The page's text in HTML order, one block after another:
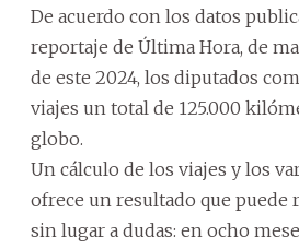
De acuerdo con los datos
reportaje de Última Hora, de
de este 2024, los diputados
viajes un total de 125.000
globo.
Un cálculo de los viajes y los
ofrece un resultado que puede
sin lugar a dudas: en ocho